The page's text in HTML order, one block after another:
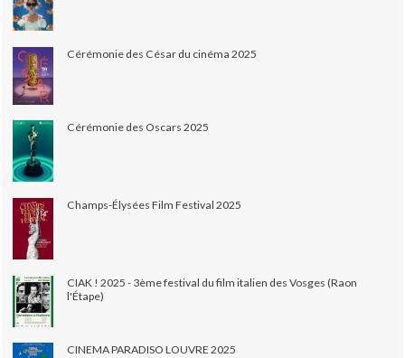
Cérémonie des César du cinéma 2025
Cérémonie des Oscars 2025
Champs-Élysées Film Festival 2025
CIAK ! 2025 - 3ème festival du film italien des Vosges (Raon
l'Étape)
CINEMA PARADISO LOUVRE 2025